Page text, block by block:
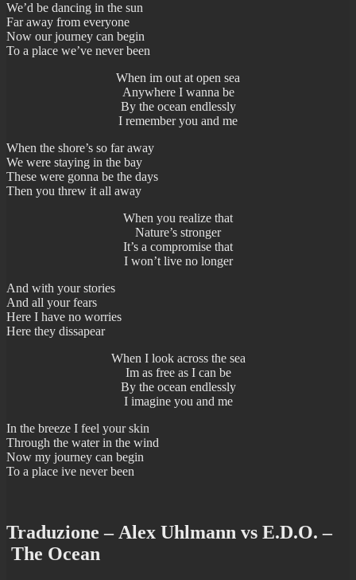
We’d be dancing in the sun
Far away from everyone
Now our journey can begin
To a place we’ve never been
When im out at open sea
Anywhere I wanna be
By the ocean endlessly
I remember you and me
When the shore’s so far away
We were staying in the bay
These were gonna be the days
Then you threw it all away
When you realize that
Nature’s stronger
It’s a compromise that
I won’t live no longer
And with your stories
And all your fears
Here I have no worries
Here they dissapear
When I look across the sea
Im as free as I can be
By the ocean endlessly
I imagine you and me
In the breeze I feel your skin
Through the water in the wind
Now my journey can begin
To a place ive never been
Traduzione – Alex Uhlmann vs E.D.O. –
The Ocean